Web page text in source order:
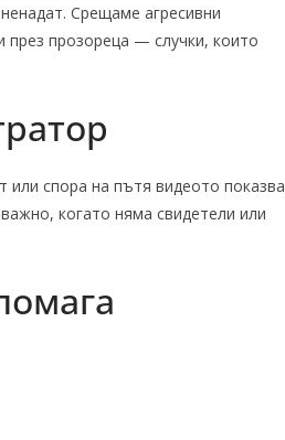
Срещаме агресивни
прозореца — случки, които
или спора на пътя видеото показва
когато няма свидетели или